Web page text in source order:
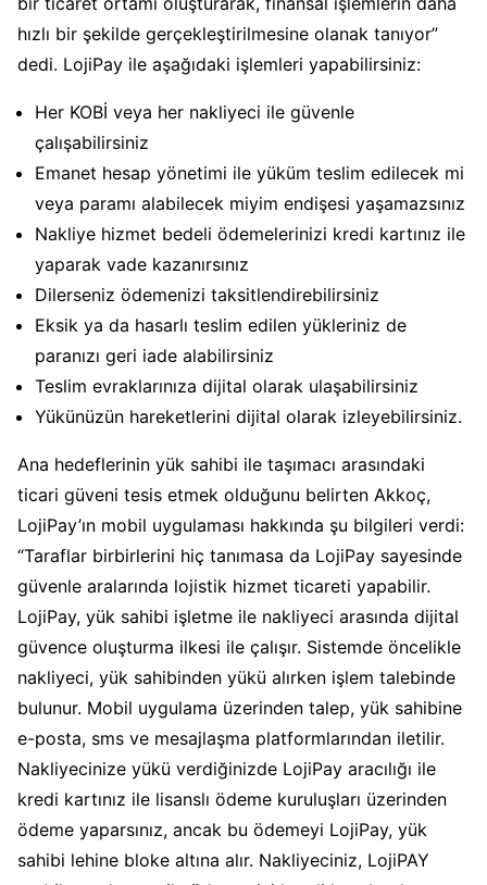
hızlı bir şekilde gerçekleştirilmesine olanak tanıyor”
dedi. LojiPay ile aşağıdaki işlemleri yapabilirsiniz:
Her KOBİ veya her nakliyeci ile güvenle
çalışabilirsiniz
Emanet hesap yönetimi ile yüküm teslim edilecek mi
veya paramı alabilecek miyim endişesi yaşamazsınız
Nakliye hizmet bedeli ödemelerinizi kredi kartınız ile
yaparak vade kazanırsınız
Dilerseniz ödemenizi taksitlendirebilirsiniz
Eksik ya da hasarlı teslim edilen yükleriniz de
paranızı geri iade alabilirsiniz
Teslim evraklarınıza dijital olarak ulaşabilirsiniz
Yükünüzün hareketlerini dijital olarak izleyebilirsiniz.
Ana hedeflerinin yük sahibi ile taşımacı arasındaki
ticari güveni tesis etmek olduğunu belirten Akkoç,
LojiPay’ın mobil uygulaması hakkında şu bilgileri verdi:
“Taraflar birbirlerini hiç tanımasa da LojiPay sayesinde
güvenle aralarında lojistik hizmet ticareti yapabilir.
LojiPay, yük sahibi işletme ile nakliyeci arasında dijital
güvence oluşturma ilkesi ile çalışır. Sistemde öncelikle
nakliyeci, yük sahibinden yükü alırken işlem talebinde
bulunur. Mobil uygulama üzerinden talep, yük sahibine
e-posta, sms ve mesajlaşma platformlarından iletilir.
Nakliyecinize yükü verdiğinizde LojiPay aracılığı ile
kredi kartınız ile lisanslı ödeme kuruluşları üzerinden
ödeme yaparsınız, ancak bu ödemeyi LojiPay, yük
sahibi lehine bloke altına alır. Nakliyeciniz, LojiPAY